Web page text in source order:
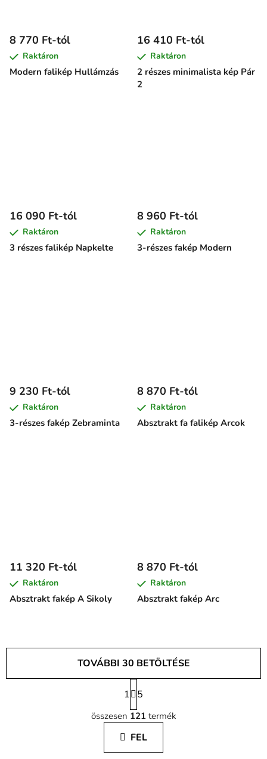
Modern falikép Hullámzás
8 770 Ft-tól
Raktáron
2 részes minimalista kép Pár
2
16 410 Ft-tól
Raktáron
3 részes falikép Napkelte
16 090 Ft-tól
Raktáron
3-részes fakép Modern
8 960 Ft-tól
Raktáron
3-részes fakép Zebraminta
9 230 Ft-tól
Raktáron
Absztrakt fa falikép Arcok
8 870 Ft-tól
Raktáron
Absztrakt fakép A Sikoly
11 320 Ft-tól
Raktáron
Absztrakt fakép Arc
8 870 Ft-tól
Raktáron
L
i
s
t
TOVÁBBI 30 BETÖLTÉSE
L
a
p
o
á
s
1 5
összesen 121termék
FEL